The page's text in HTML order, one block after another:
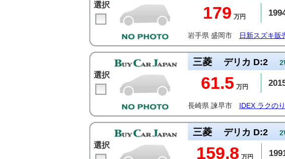
選択 179 万円
岩手県 盛岡市 日新スズキ販
選択
三菱 デリカ D:2
61.5 万円
長崎県 諫早市 IDEX ラクの
選択
三菱 デリカ D:2
159.8 万円